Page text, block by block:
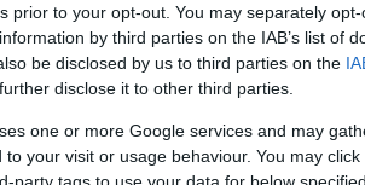
prior to your opt-out. You may separately
by third parties on the IAB’s list of
be disclosed by us to third parties on the
disclose it to other third parties.
one or more Google services and may
your visit or usage behaviour. You may
party tags to use your data for below
το βράδυ της 6ης
Παναθηναϊκού με τη